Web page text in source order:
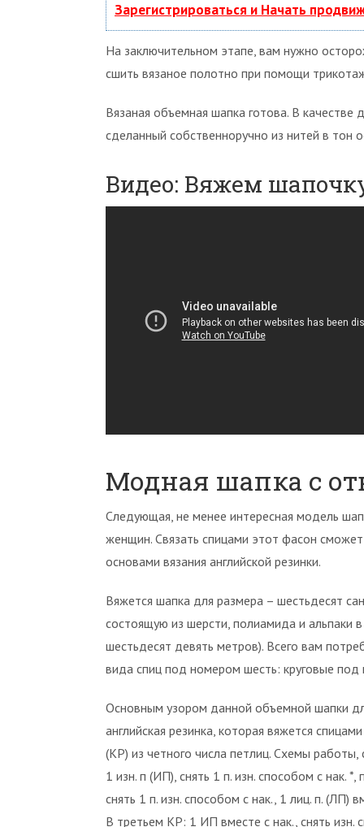
Зарегистрироваться и Начать
На заключительном этапе, вам нужно
сшить вязаное полотно при помощи
Вязаная объемная шапка готова. В
сделанный собственноручно из нитей в тон
Видео: Вяжем
Модная шапка с
Следующая, не менее интересная модель
женщин. Связать спицами этот фасон
основами вязания английской резинки.
Вяжется шапка для размера – шестьдесят
состоящую из шерсти, полиамида и альпаки
шестьдесят девять метров). Всего вам
вида спиц под номером шесть: круговые
Основным узором данной объемной шапки
английская резинка, которая вяжется
(КР) из четного числа петлиц. Схемы
1 изн. п (ИП), снять 1 п. изн. способом с нак.
снять 1 п. изн. способом с нак., 1 лиц. п. (ЛП)
В третьем КР: 1 ИП вместе с нак., снять изн.